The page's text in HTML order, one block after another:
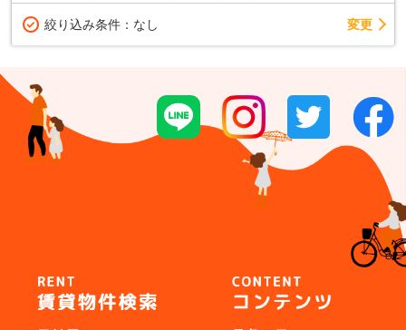
絞り込み条件： なし 変更